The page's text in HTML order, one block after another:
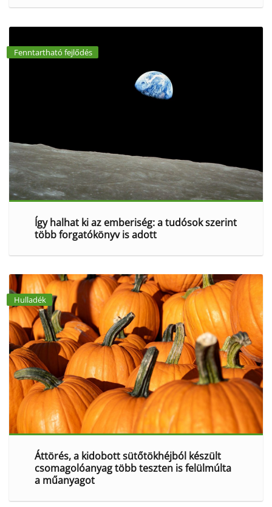
Fenntartható fejlődés
Így halhat ki az emberiség: a tudósok szerint
több forgatókönyv is adott
Hulladék
Áttörés, a kidobott sütőtökhéjból készült
csomagolóanyag több teszten is felülmúlta
a műanyagot